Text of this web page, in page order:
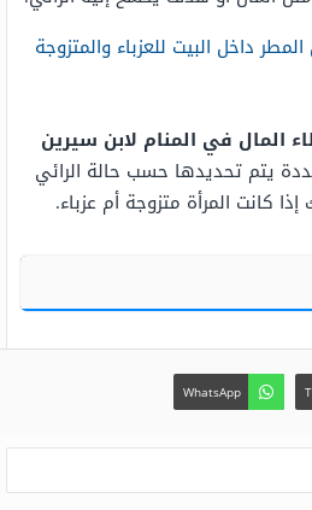
داخل البيت للعزباء والمتزوجة
المال في المنام لابن سيرين
يتم تحديدها حسب حالة الرائي
كانت المرأة متزوجة أم عزباء.
WhatsApp